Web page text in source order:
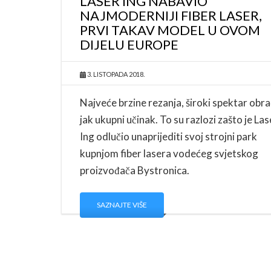
NAJMODERNIJI FIBER LASER,
PRVI TAKAV MODEL U OVOM
DIJELU EUROPE
3. LISTOPADA 2018.
Najveće brzine rezanja, široki spektar
jak ukupni učinak. To su razlozi zašto je
Ing odlučio unaprijediti svoj strojni park
kupnjom fiber lasera vodećeg svjetskog
proizvođača Bystronica.
SAZNAJTE VIŠE